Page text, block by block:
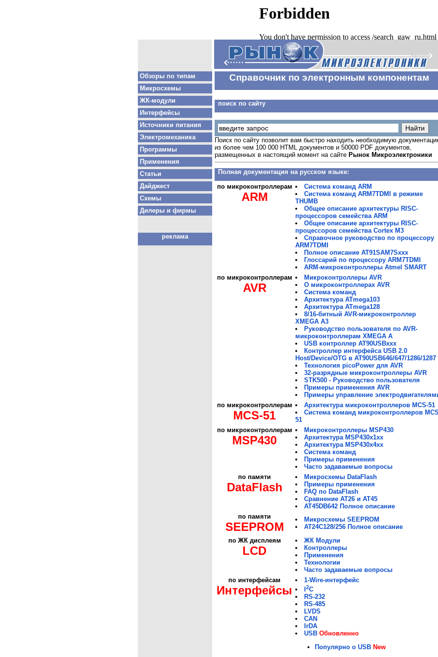
Обзоры по типам
Микросхемы
ЖК-модули
Интерфейсы
Источники питания
Электромеханика
Программы
Применения
Статьи
Дайджест
Схемы
Дилеры и фирмы
реклама
Справочник по электронным компонентам
поиск по сайту
Поиск по сайту позволит вам быстро находить необходимую
из более чем 100 000 HTML документов и 50000 PDF документов,
размещенных в настоящий момент на сайте Рынок Микроэлектроники
Полная документация на русском языке:
по микроконтроллерам
ARM
Система команд ARM
Система команд ARM7TDMI в режиме
THUMB
Общее описание архитектуры RISС-
процессоров семейства ARM
Общее описание архитектуры RISС-
процессоров семейства Cortex M3
Справочное руководство по процессору
ARM7TDMI
Полное описание AT91SAM7Sxxx
Глоссарий по процессору ARM7TDMI
ARM-микроконтроллеры Atmel SMART
по микроконтроллерам
AVR
Микроконтроллеры AVR
О микроконтроллерах AVR
Система команд
Архитектура ATmega103
Архитектура ATmega128
8/16-битный AVR-микроконтроллер
XMEGA A3
Руководство пользователя по AVR-
микроконтроллерам XMEGA A
USB контроллер AT90USBххх
Контроллер интерфейса USB 2.0
Host/Device/OTG в AT90USB646/647/1286/1287
Технология picoPower для AVR
32-разрядные микроконтроллеры AVR
STK500 - Руководство пользователя
Примеры применения AVR
Примеры управление
по микроконтроллерам
MCS-51
Архитектура микроконтроллеров MCS-51
Система команд микроконтроллеров
51
по микроконтроллерам
MSP430
Микроконтроллеры MSP430
Архитектура MSP430x1xx
Архитектура MSP430x4xx
Система команд
Примеры применения
Часто задаваемые вопросы
по памяти
DataFlash
Микросхемы DataFlash
Примеры применения
FAQ по DataFlash
Сравнение АТ26 и АТ45
AT45DB642 Полное описание
по памяти
SEEPROM
Микросхемы SEEPROM
AT24C128/256 Полное описание
по ЖК дисплеям
LCD
ЖК Модули
Контроллеры
Применения
Технологии
Часто задаваемые вопросы
по интерфейсам
Интерфейсы
1-Wire-интерфейс
I2C
RS-232
RS-485
LVDS
CAN
IrDA
USBОбновленно
Популярно о USB New